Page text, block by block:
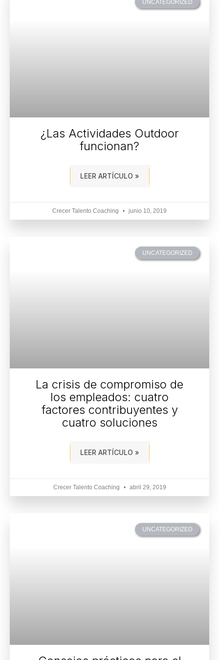
UNCATEGORIZED
¿Las Actividades Outdoor
funcionan?
LEER ARTÍCULO »
Crecer Talento Coaching junio 10, 2019
UNCATEGORIZED
La crisis de compromiso de
los empleados: cuatro
factores contribuyentes y
cuatro soluciones
LEER ARTÍCULO »
Crecer Talento Coaching abril 29, 2019
UNCATEGORIZED